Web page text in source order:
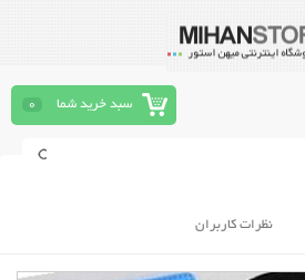
سبد خرید شما 0
نظرات کاربران